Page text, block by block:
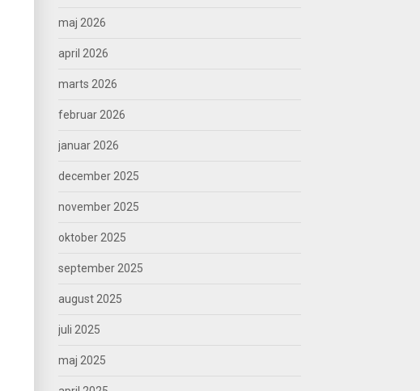
maj 2026
april 2026
marts 2026
februar 2026
januar 2026
december 2025
november 2025
oktober 2025
september 2025
august 2025
juli 2025
maj 2025